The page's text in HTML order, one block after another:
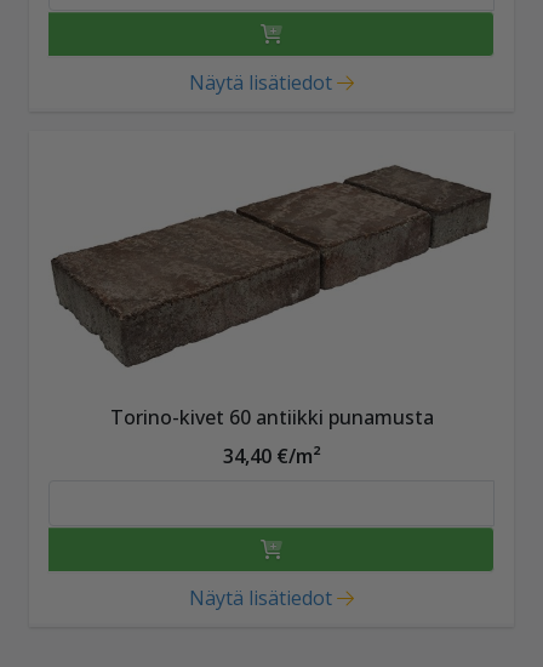
Näytä lisätiedot
Torino-kivet 60 antiikki punamusta
34,40 €/m²
Näytä lisätiedot